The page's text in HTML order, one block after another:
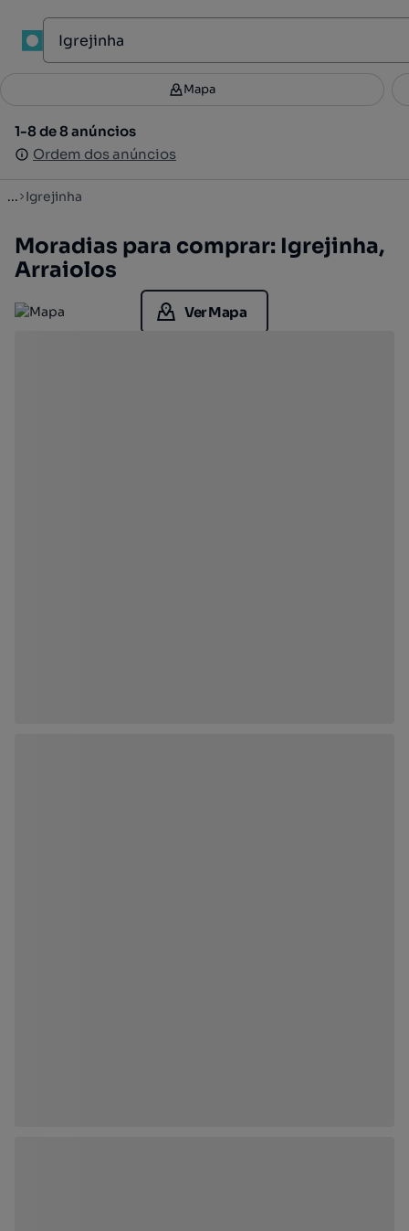
Filtros 2
1-8 de 8 anúncios
Ordem dos anúncios
Mapa
1-8 de 8 anúncios
Ordem dos anúncios
... Igrejinha
Moradias para comprar: Igrejinha,
Arraiolos
Ver Mapa